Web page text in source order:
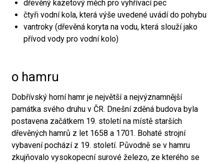
dřevěný kazetový měch pro vyhřívací pec
čtyři vodní kola, která výše uvedené uvádí do pohybu
vantroky (dřevěná koryta na vodu, která slouží jako
přívod vody pro vodní kolo)
o hamru
Dobřívský horní hamr je největší a nejvýznamnější
památka svého druhu v ČR. Dnešní zděná budova byla
postavena začátkem 19. století na místě starších
dřevěných hamrů z let 1658 a 1701. Bohaté strojní
vybavení pochází z 19. století. Původně se v hamru
zkujňovalo vysokopecní surové železo, ze kterého se